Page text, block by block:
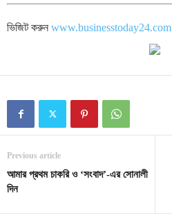
ভিজিট করুন www.businesstoday24.com
Previous article
আমার প্রথম চাকরি ও ‘সংবাদ’-এর সোনালী
দিন